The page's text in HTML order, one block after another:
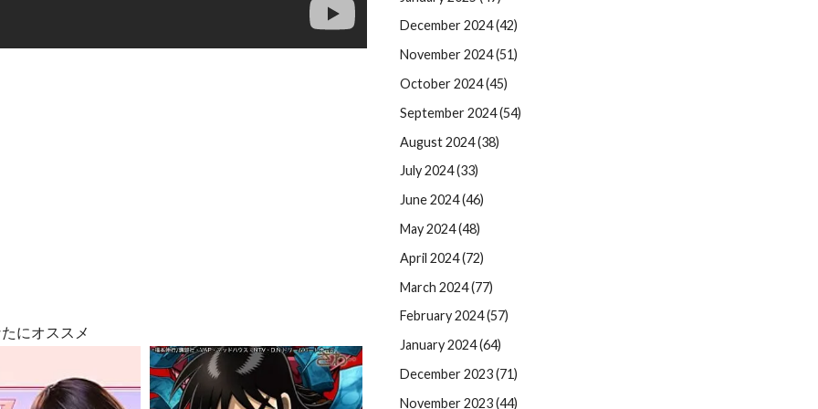
にオススメ
December 2024 (42)
November 2024 (51)
October 2024 (45)
September 2024 (54)
August 2024 (38)
July 2024 (33)
June 2024 (46)
May 2024 (48)
April 2024 (72)
March 2024 (77)
February 2024 (57)
January 2024 (64)
December 2023 (71)
November 2023 (44)